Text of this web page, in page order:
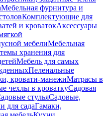
Мебельная фурнитура и
Комплектующие для
и кроватокАксессуары
мебелиМебельная
хранения для
Мебель для самых
Пеленальные
кровати-манежиМатрасы в
чехлы в кроваткуСадовая
стульяСадовые,
для садаГамаки,